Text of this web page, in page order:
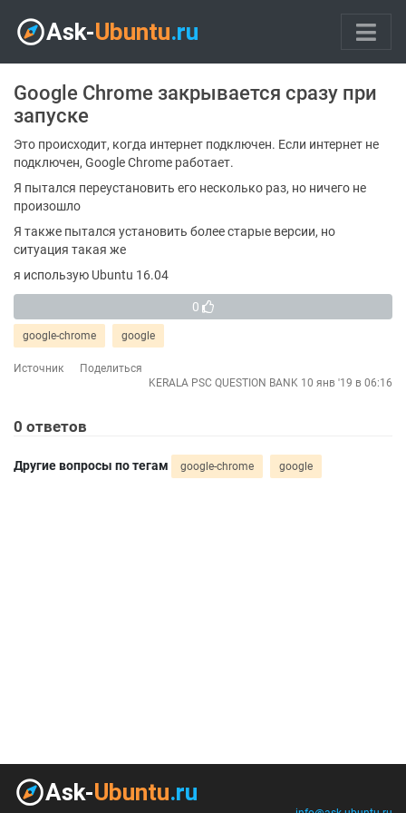
Google Chrome закрывается сразу при
запуске
Это происходит, когда интернет подключен. Если интернет не
подключен, Google Chrome работает.
Я пытался переустановить его несколько раз, но ничего не
произошло
Я также пытался установить более старые версии, но
ситуация такая же
я использую Ubuntu 16.04
0
google-chrome google
Источник
Поделиться
KERALA PSC QUESTION BANK 10 янв '19 в 06:16
0 ответов
Другие вопросы по тегам google-chrome google